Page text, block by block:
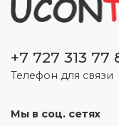
+7 727 313 77
Телефон для связи
Мы в соц. сетях